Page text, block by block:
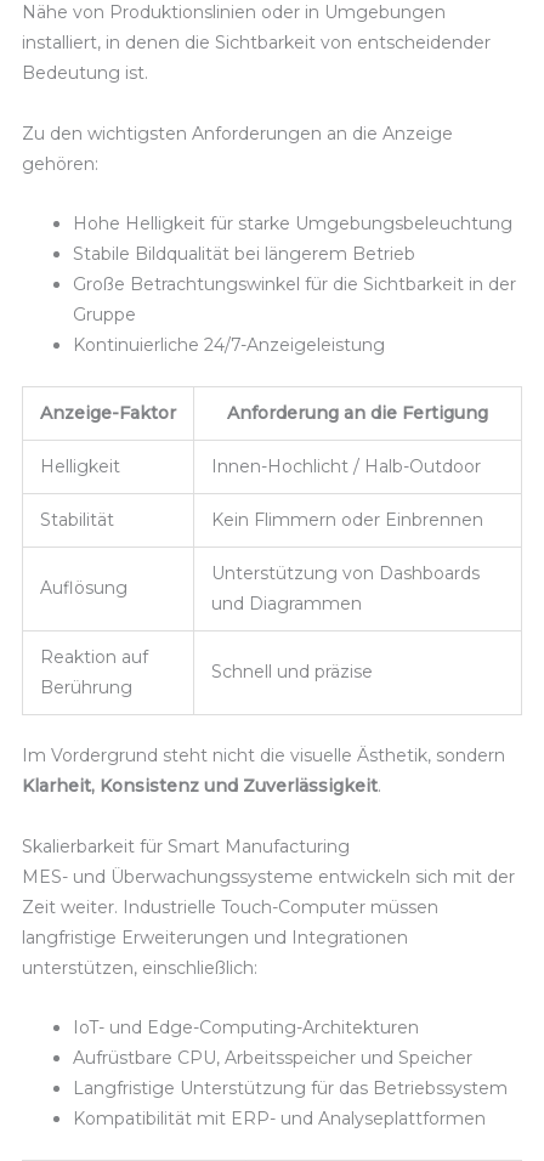
Nähe von Produktionslinien oder in Umgebungen
installiert, in denen die Sichtbarkeit von entscheidender
Bedeutung ist.
Zu den wichtigsten Anforderungen an die Anzeige
gehören:
Hohe Helligkeit für starke Umgebungsbeleuchtung
Stabile Bildqualität bei längerem Betrieb
Große Betrachtungswinkel für die Sichtbarkeit in der
Gruppe
Kontinuierliche 24/7-Anzeigeleistung
Anzeige-Faktor Anforderung an die Fertigung
Helligkeit Innen-Hochlicht / Halb-Outdoor
Stabilität Kein Flimmern oder Einbrennen
Auflösung
Unterstützung von Dashboards
und Diagrammen
Reaktion auf
Berührung
Schnell und präzise
Im Vordergrund steht nicht die visuelle Ästhetik, sondern
Klarheit, Konsistenz und Zuverlässigkeit.
Skalierbarkeit für Smart Manufacturing
MES- und Überwachungssysteme entwickeln sich mit der
Zeit weiter. Industrielle Touch-Computer müssen
langfristige Erweiterungen und Integrationen
unterstützen, einschließlich:
IoT- und Edge-Computing-Architekturen
Aufrüstbare CPU, Arbeitsspeicher und Speicher
Langfristige Unterstützung für das Betriebssystem
Kompatibilität mit ERP- und Analyseplattformen